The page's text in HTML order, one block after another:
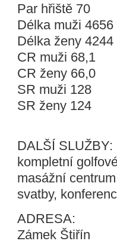
Par hřiště 70
Délka muži 4656
Délka ženy 4244
CR muži 68,1
CR ženy 66,0
SR muži 128
SR ženy 124
DALŠÍ SLUŽBY:
kompletní
masážní
svatby,
ADRESA:
Zámek Štiřín